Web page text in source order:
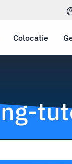
Colocatie